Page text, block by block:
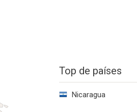
Top de países
Nicaragua